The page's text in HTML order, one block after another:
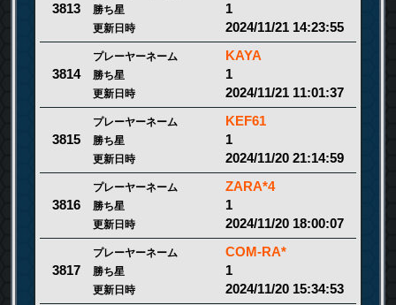
3813 勝ち星 1
更新日時 2024/11/21 14:23:55
3814
プレーヤーネーム KAYA
勝ち星 1
更新日時 2024/11/21 11:01:37
3815
プレーヤーネーム KEF61
勝ち星 1
更新日時 2024/11/20 21:14:59
3816
プレーヤーネーム ZARA*4
勝ち星 1
更新日時 2024/11/20 18:00:07
3817
プレーヤーネーム COM-RA*
勝ち星 1
更新日時 2024/11/20 15:34:53